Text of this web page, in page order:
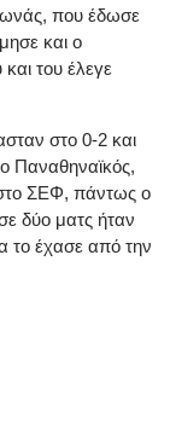
που έδωσε
και ο
του έλεγε
στο 0-2 και
Παναθηναϊκός,
ΣΕΦ, πάντως ο
δύο ματς ήταν
το έχασε από την